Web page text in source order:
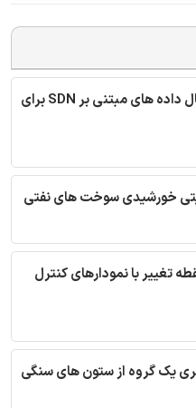
ترجمه مقاله امنیت انتقال داده های مبتنی بر SDN برای
خورشیدی سوخت های نفتی
تغییر با نمودارهای کنترل
یک گروه از ستون های سنگی